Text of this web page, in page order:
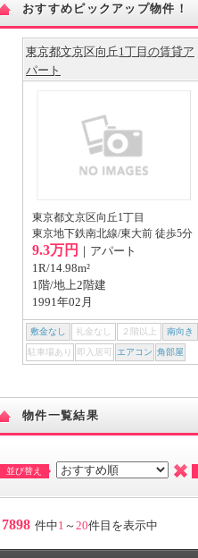
おすすめピックアップ物件！
東京都文京区向丘1丁目の賃貸ア
パート
東京都文京区向丘1丁目
東京地下鉄南北線/東大前 徒歩5分
9.3万円 ｜アパート
1R/14.98m²
1階/地上2階建
1991年02月
敷金なし 礼金なし ２階以上 南向き
駐車場あり 即入居可 エアコン 角部屋
物件一覧結果
並び替え
7898 件中1 ～ 20件目を表示中